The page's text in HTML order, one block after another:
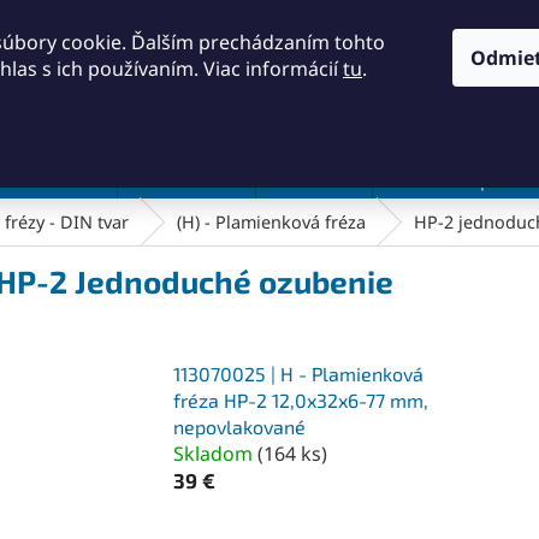
cookie. Ďalším prechádzaním tohto
s ich používaním. Viac informáciítu.
- DIN tvar (H) - Plamienková fréza HP-2
2 Jednoduché ozubenie
113070025 | H - Plamienková
fréza HP-2 12,0x32x6-77 mm,
nepovlakované
Skladom(164 ks)
39 €